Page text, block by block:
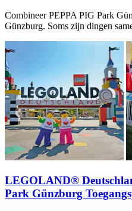
Combineer PEPPA PIG Park
Günzburg. Soms zijn dingen
LEGOLAND®
Park Günzburg